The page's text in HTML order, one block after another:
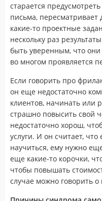
старается
письма,
какие-то проектные
нескольку раз
быть уверенным, что
во многом проявляется
Если говорить про
он еще недостаточно
клиентов, начинать или
страшно повысить свой
недостаточно хорош,
услуги. И он считает,
научиться, ему нужно
еще какие-то корочки,
чтобы повышать
случае можно говорить